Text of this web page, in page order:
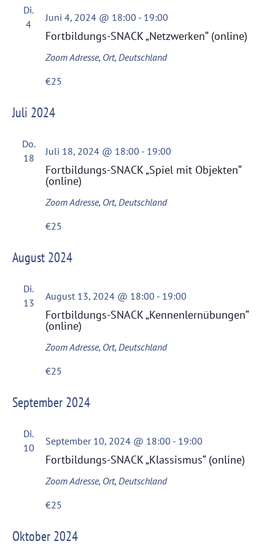
Di.
4
Fortbildungs-SNACK „Netzwerken“ (online)
Juni 4, 2024 @ 18:00 - 19:00
ZoomAdresse, Ort, Deutschland
€25
Juli 2024
Do.
18
Fortbildungs-SNACK „Spiel mit Objekten“
(online)
Juli 18, 2024 @ 18:00 - 19:00
ZoomAdresse, Ort, Deutschland
€25
August 2024
Di.
13
Fortbildungs-SNACK „Kennenlernübungen“
(online)
August 13, 2024 @ 18:00 - 19:00
ZoomAdresse, Ort, Deutschland
€25
September 2024
Di.
10
Fortbildungs-SNACK „Klassismus“ (online)
September 10, 2024 @ 18:00 - 19:00
ZoomAdresse, Ort, Deutschland
€25
Oktober 2024